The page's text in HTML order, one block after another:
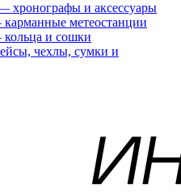
и аксессуары
метеостанции
и сошки
чехлы, сумки и